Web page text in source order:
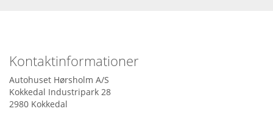
Kontaktinformationer
Autohuset Hørsholm A/S
Kokkedal Industripark 28
2980 Kokkedal